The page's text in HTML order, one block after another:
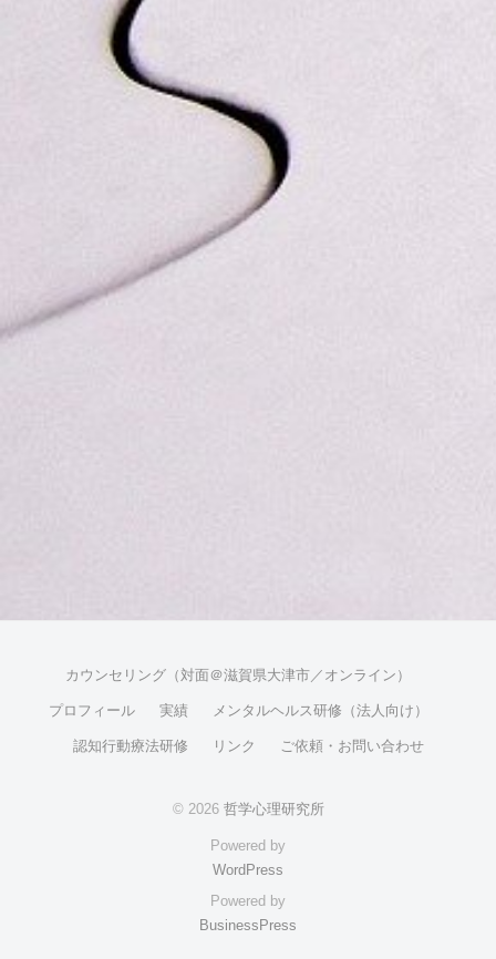
カウンセリング（対面＠滋賀県大津市／オンライン）
プロフィール 実績 メンタルヘルス研修（法人向け）
認知行動療法研修 リンク ご依頼・お問い合わせ
© 2026 哲学心理研究所
Powered by
WordPress
Powered by
BusinessPress